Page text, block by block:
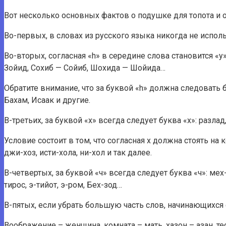
Вот несколько основных фактов о подушке для топота и
Во-первых, в словах из русского языка никогда не
Во-вторых, согласная «h» в середине слова
Зойид, Сохиб — Сойиб, Шохида — Шойида…
Обратите внимание, что за буквой «h» должна следовать
Бахам, Исаак и другие.
В-третьих, за буквой «х» всегда следует буква «х»:
Условие состоит в том, что согласная х должна стоять
джи-хоз, исти-хола, ни-хол и так далее.
В-четвертых, за буквой «ч» всегда следует буква «ч»:
тирос, э-тийот, э-ром, Бех-зод…
В-пятых, если убрать большую часть слов,